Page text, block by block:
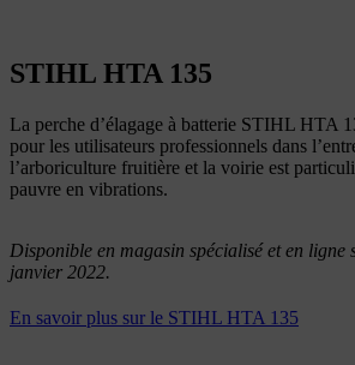
STIHL HTA 135
La perche d’élagage à batterie STIHL HTA
pour les utilisateurs professionnels dans
l’arboriculture fruitière et la voirie est
pauvre en vibrations.
Disponible en magasin spécialisé et en
janvier 2022.
En savoir plus sur le STIHL HTA 135